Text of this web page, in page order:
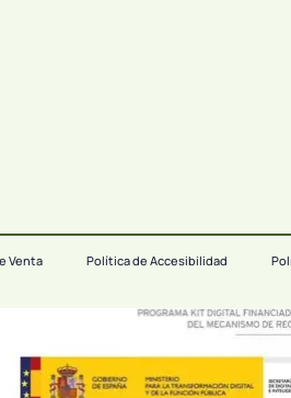
Venta Política de Accesibilidad